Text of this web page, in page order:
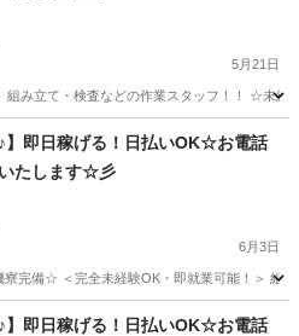
5月21日
組み立て・検査などの作業スタッフ！！
♪】即日稼げる！日払いOK☆お電話
たします☆彡
6月3日
寮完備☆ ＜完全未経験OK・即就業可能！＞
♪】即日稼げる！日払いOK☆お電話